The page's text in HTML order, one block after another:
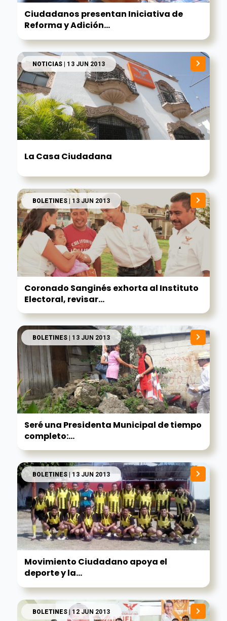
Ciudadanos presentan Iniciativa de
Reforma y Adición...
NOTICIAS| 13 JUN 2013
La Casa Ciudadana
BOLETINES| 13 JUN 2013
Coronado Sanginés exhorta al Instituto
Electoral, revisar...
BOLETINES| 13 JUN 2013
Seré una Presidenta Municipal de tiempo
completo:...
BOLETINES| 13 JUN 2013
Movimiento Ciudadano apoya el
deporte y la...
BOLETINES| 12 JUN 2013